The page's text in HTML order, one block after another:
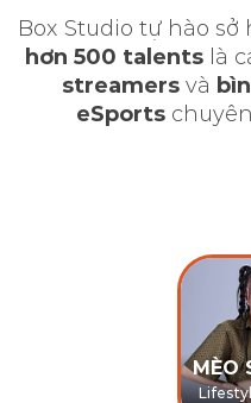
Box Studio tự hào
hơn 500 talents là
streamersvà
eSports
MÈO